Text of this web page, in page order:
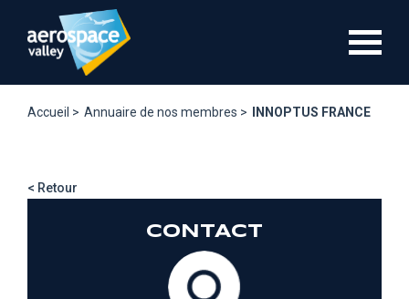
contenu
Accueil > Annuaire de nos membres > INNOPTUS FRANCE
< Retour
CONTACT